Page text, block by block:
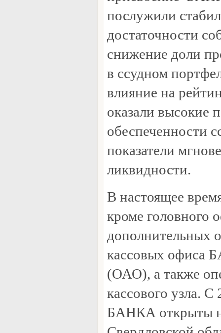
послужили
достаточности
снижение доли
в ссудном
влияние на
оказали высокие
обеспеченности
показатели
ликвидности.
В настоящее
кроме головного
дополнительных
кассовых офиса
(ОАО), а также
кассового узла.
БАНКА открыты